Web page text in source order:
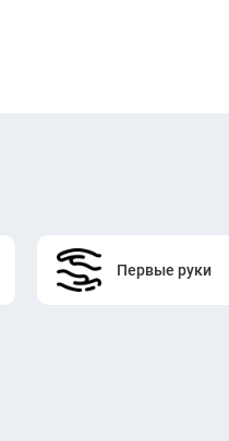
Первые руки